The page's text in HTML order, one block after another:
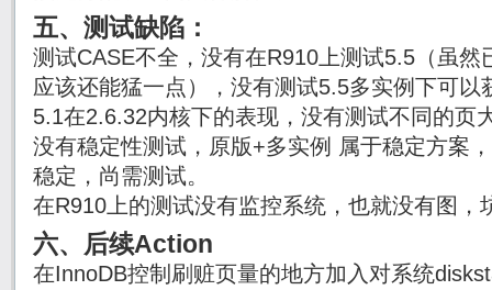
五、测试缺陷：
测试CASE不全，没有在R910上测试5.5（虽然
应该还能猛一点），没有测试5.5多实例下可以
5.1在2.6.32内核下的表现，没有测试不同的页
没有稳定性测试，原版+多实例 属于稳定方案
稳定，尚需测试。
在R910上的测试没有监控系统，也就没有图，
六、后续Action
在InnoDB控制刷赃页量的地方加入对系统